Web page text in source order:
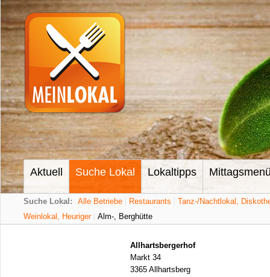
Aktuell Suche Lokal Lokaltipps
Suche Lokal: Alle Betriebe Restaurants
Tanz-/Nachtlokal,
Weinlokal, Heuriger
Alm-, Berghütte
Allhartsbergerhof
Markt 34
3365 Allhartsberg